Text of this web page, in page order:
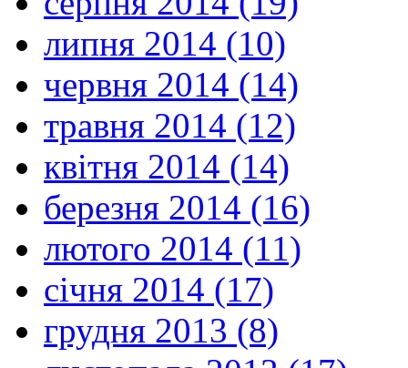
липня 2014 (10)
червня 2014 (14)
травня 2014 (12)
квітня 2014 (14)
березня 2014 (16)
лютого 2014 (11)
січня 2014 (17)
грудня 2013 (8)